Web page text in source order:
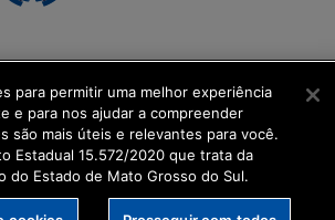
para permitir uma melhor experiência
e para nos ajudar a compreender
são mais úteis e relevantes para você.
Estadual 15.572/2020 que trata da
do Estado de Mato Grosso do Sul.